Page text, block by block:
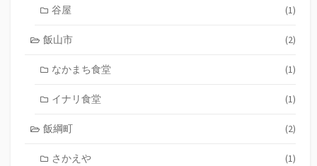
谷屋 (1)
飯山市 (2)
なかまち食堂 (1)
イナリ食堂 (1)
飯綱町 (2)
さかえや (1)